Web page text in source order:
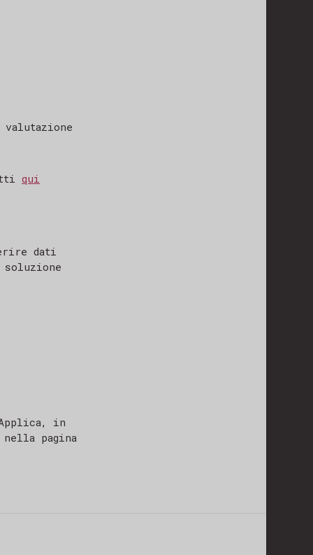
qui
dati
soluzione
in
pagina